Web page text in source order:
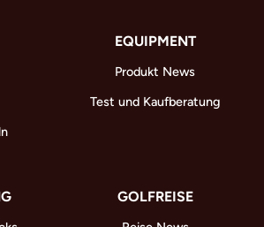
EQUIPMENT
Produkt News
Test und Kaufberatung
GOLFREISE